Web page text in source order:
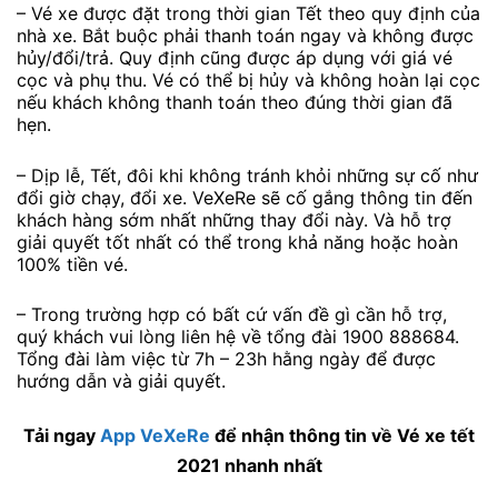
– Vé xe được đặt trong thời gian Tết theo quy định của
nhà xe. Bắt buộc phải thanh toán ngay và không được
hủy/đổi/trả. Quy định cũng được áp dụng với giá vé
cọc và phụ thu. Vé có thể bị hủy và không hoàn lại cọc
nếu khách không thanh toán theo đúng thời gian đã
hẹn.
– Dịp lễ, Tết, đôi khi không tránh khỏi những sự cố như
đổi giờ chạy, đổi xe. VeXeRe sẽ cố gắng thông tin đến
khách hàng sớm nhất những thay đổi này. Và hỗ trợ
giải quyết tốt nhất có thể trong khả năng hoặc hoàn
100% tiền vé.
– Trong trường hợp có bất cứ vấn đề gì cần hỗ trợ,
quý khách vui lòng liên hệ về tổng đài 1900 888684.
Tổng đài làm việc từ 7h – 23h hằng ngày để được
hướng dẫn và giải quyết.
Tải ngay App VeXeRe để nhận thông tin về Vé xe tết
2021 nhanh nhất